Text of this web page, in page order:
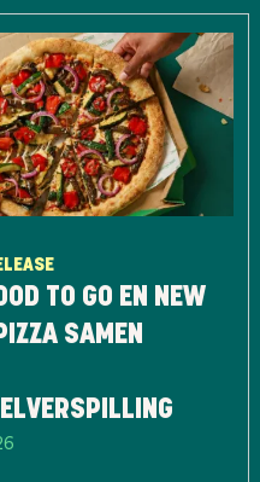
TO GO EN NEW
SAMEN